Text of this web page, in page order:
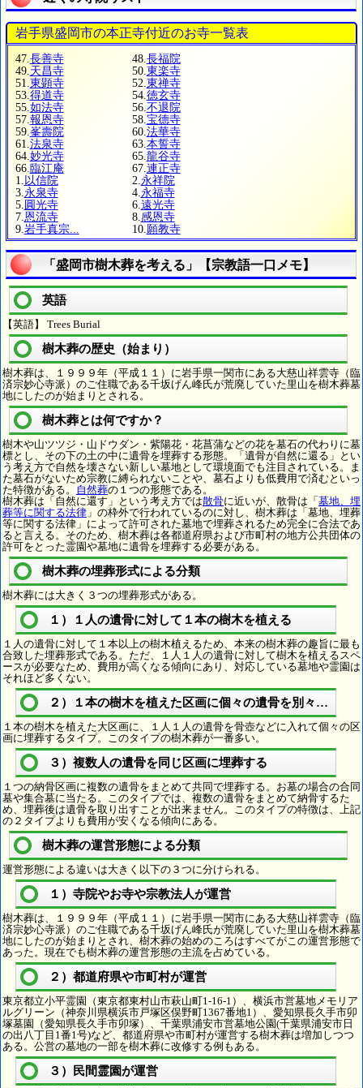
岩手県盛岡市の本正寺付近のお寺一覧表
47. 長善寺 48. 長福院
49. 天昌寺 50. 東楽寺
51. 東顕寺 52. 東禅寺
53. 得道寺 54. 徳玄寺
55. 如法寺 56. 不退院
57. 報恩寺 58. 宝德寺
59. 峯壽院 60. 法華寺
61. 法泉寺 63. 本誓寺
64. 妙光寺 65. 龍谷寺
66. 臨江庵 67. 連正寺
1. 以信院 2. 永祥院
3. 永泉寺 4. 永福寺
5. 圓光寺 6. 遠光寺
7. 恩流寺 8. 感恩寺
9. 岩手真宗... 10. 願教寺
「盛岡市樹木葬を考える」【宗教語一口メモ】
英語
【英語】 Trees Burial
樹木葬の歴史（始まり）
樹木葬は、１９９９年（平成１１）に岩手県一関市にある大慈山祥雲寺（臨
済宗妙心寺派）のご住職である千坂げん峰氏が荒廃していた里山を樹木葬墓
地にしたのが始まりとされる。
樹木葬とは何ですか？
樹木や山ツツジ・山ドウダン・紫陽花・花菖蒲などの花を墓石の代わりに墓
標とし、その下の土の中に遺骨を埋葬する形態。「遺骨が自然に還る」とい
う考え方で自然を壊さない新しい墓地として環境面でも注目されている。ま
た墓石がないため宗教に縛られないことや、墓石よりも低費用で済むといっ
た特徴がある。 自然葬の１つの形態である。
樹木葬は「自然に還す」という考え方では散骨に近いが、散骨は「 墓地、埋
葬等に関する法律 」の枠外で行われているのに対し、樹木葬は「墓地、埋葬
等に関する法律」によって許可された墓地で埋葬されるため完全に合法であ
ると言える。そのため、樹木葬は各都道府県および市町村の地方公共団体の
許可をとった霊園や墓地に遺骨を埋葬する必要がある。
樹木葬の埋葬形式による分類
樹木葬には大きく３つの埋葬形式がある。
１）１人の遺骨に対して１本の樹木を植える
１人の遺骨に対して１本以上の樹木植えるため、本来の樹木葬の趣旨に最も
合致した埋葬形式である。ただ、１人１人の遺骨に対して樹木を植えるスペ
ースが必要なため、費用が高くなる傾向にあり、対応している墓地や霊園は
それほど多くない。
２）１本の樹木を植えた区画に個々の遺骨を別々に埋葬
１本の樹木を植えた大区画に、１人１人の遺骨を骨壺などに入れて個々の区
画に埋葬するタイプ。このタイプの樹木葬が一番多い。
３）複数人の遺骨を同じ区画に埋葬する
１つの納骨区画に複数の遺骨をまとめて共同で埋葬する。お墓の場合の合同
墓や集合墓に当たる。このタイプでは、複数の遺骨をまとめて納骨するた
め、埋葬後は遺骨を取り出すことが出来ません。このタイプの特徴は、上記
の２タイプよりも費用が安くなる傾向にある。
樹木葬の運営形態による分類
運営形態による違いは大きく以下の３つに分けられる。
１）寺院やお寺や宗教法人が運営
樹木葬は、１９９９年（平成１１）に岩手県一関市にある大慈山祥雲寺（臨
済宗妙心寺派）のご住職である千坂げん峰氏が荒廃していた里山を樹木葬墓
地にしたのが始まりとされ、樹木葬の始めのころはすべてがこの運営形態で
あった。現在でも樹木葬の運営形態の主流を占めている。
２）都道府県や市町村が運営
東京都立小平霊園（東京都東村山市萩山町1-16-1）、横浜市営墓地メモリア
ルグリーン（神奈川県横浜市戸塚区俣野町1367番地1）、愛知県長久手市卯
塚墓園（愛知県長久手市卯塚）、千葉県浦安市営墓地公園(千葉県浦安市日
の出八丁目1番1号)など、都道府県や市町村が運営する樹木葬は増加しつつ
ある。公営の墓地の一部を樹木葬に改修する例もある。
３）民間霊園が運営